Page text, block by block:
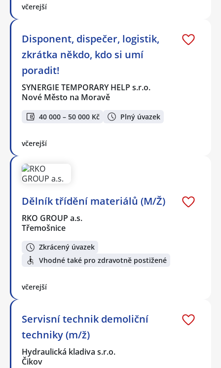
včerejší
Disponent, dispečer, logistik,
zkrátka někdo, kdo si umí
poradit!
SYNERGIE TEMPORARY HELP s.r.o.
Nové Město na Moravě
40 000 – 50 000 Kč Plný úvazek
včerejší
Dělník třídění materiálů (M/Ž)
RKO GROUP a.s.
Třemošnice
Zkrácený úvazek
Vhodné také pro zdravotně postižené
včerejší
Servisní technik demoliční
techniky (m/ž)
Hydraulická kladiva s.r.o.
Čikov